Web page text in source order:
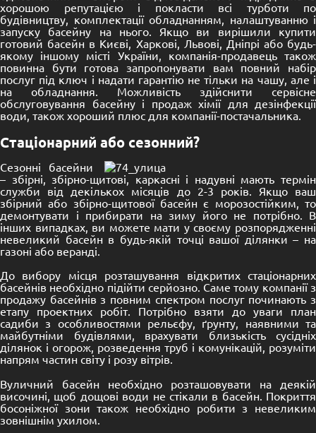
хорошою репутацією і покласти всі турботи по
будівництву, комплектації обладнанням, налаштуванню і
запуску басейну на нього. Якщо ви вирішили купити
готовий басейн в Києві, Харкові, Львові, Дніпрі або будь-
якому іншому місті України, компанія-продавець також
повинна бути готова запропонувати вам повний набір
послуг під ключ і надати гарантію не тільки на чашу, але і
на обладнання. Можливість здійснити сервісне
обслуговування басейну і продаж хімії для дезінфекції
води, також хороший плюс для компанії-постачальника.
Стаціонарний або сезонний?
Сезонні басейни
– збірні, збірно-щитові, каркасні і надувні мають термін
служби від декількох місяців до 2-3 років. Якщо ваш
збірний або збірно-щитової басейн є морозостійким, то
демонтувати і прибирати на зиму його не потрібно. В
інших випадках, ви можете мати у своєму розпорядженні
невеликий басейн в будь-якій точці вашої ділянки – на
газоні або веранді.
До вибору місця розташування відкритих стаціонарних
басейнів необхідно підійти серйозно. Саме тому компанії з
продажу басейнів з повним спектром послуг починають з
етапу проектних робіт. Потрібно взяти до уваги план
садиби з особливостями рельєфу, ґрунту, наявними та
майбутніми будівлями, врахувати близькість сусідніх
ділянок і огорож, розведення труб і комунікацій, розуміти
напрям частин світу і розу вітрів.
Вуличний басейн необхідно розташовувати на деякій
височині, щоб дощові води не стікали в басейн. Покриття
босоніжної зони також необхідно робити з невеликим
зовнішнім ухилом.